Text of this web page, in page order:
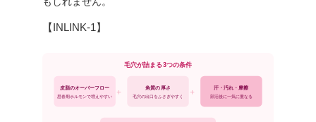
【INLINK-1】
毛穴が詰まる3つの条件
皮脂のオーバーフロー
思春期ホルモンで増えやすい
角質の厚さ
毛穴の出口をふさぎやすく
汗・汚れ・摩擦
部活後に一気に重なる
＋ ＋